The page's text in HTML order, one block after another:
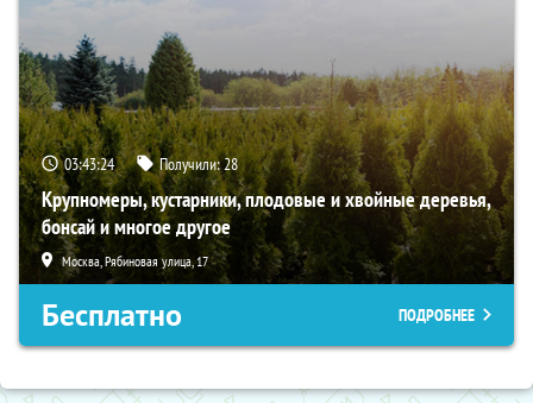
03:43:23 Получили:28
Крупномеры, кустарники, плодовые и хвойные деревья,
бонсай и многое другое
Москва, Рябиновая улица, 17
Бесплатно ПОДРОБНЕЕ